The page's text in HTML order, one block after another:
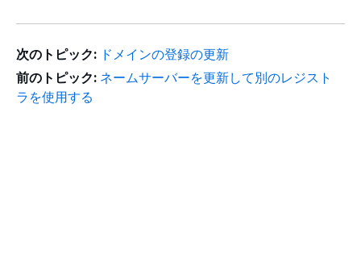
次のトピック: ドメインの登録の更新
前のトピック: ネームサーバーを更新して別のレジスト
ラを使用する